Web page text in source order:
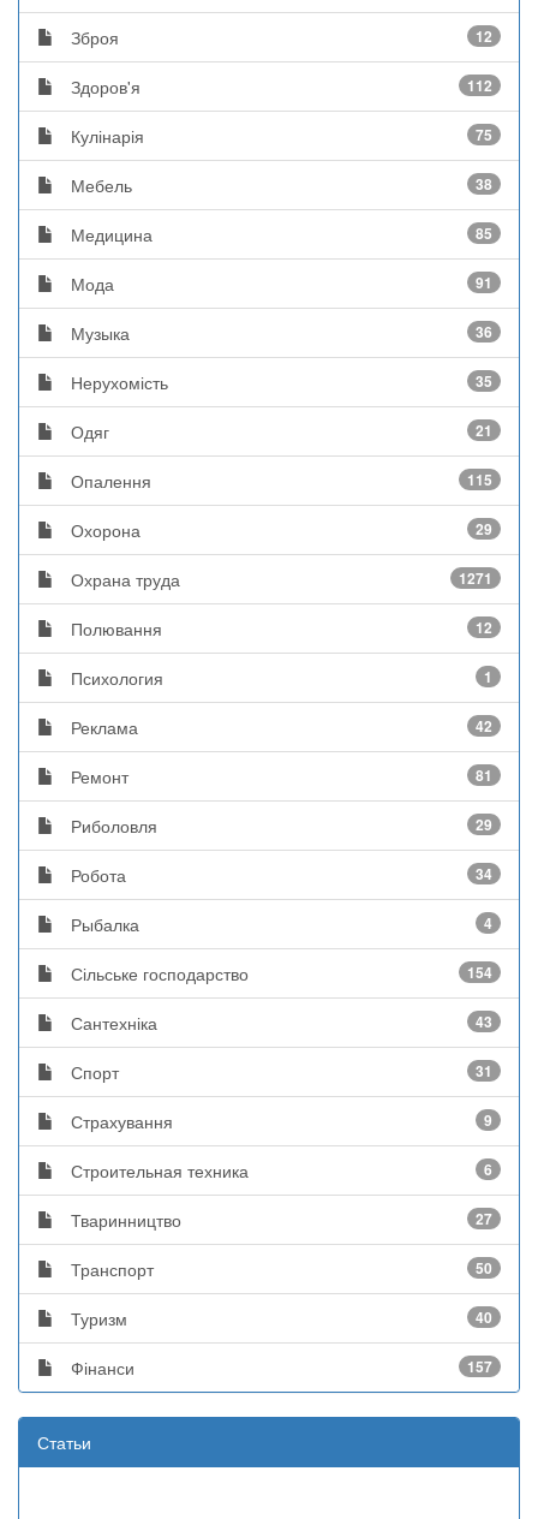
Зброя 12
Здоров'я 112
Кулінарія 75
Мебель 38
Медицина 85
Мода 91
Музыка 36
Нерухомість 35
Одяг 21
Опалення 115
Охорона 29
Охрана труда 1271
Полювання 12
Психология 1
Реклама 42
Ремонт 81
Риболовля 29
Робота 34
Рыбалка 4
Сільське господарство 154
Сантехніка 43
Спорт 31
Страхування 9
Строительная техника 6
Тваринництво 27
Транспорт 50
Туризм 40
Фінанси 157
Статьи